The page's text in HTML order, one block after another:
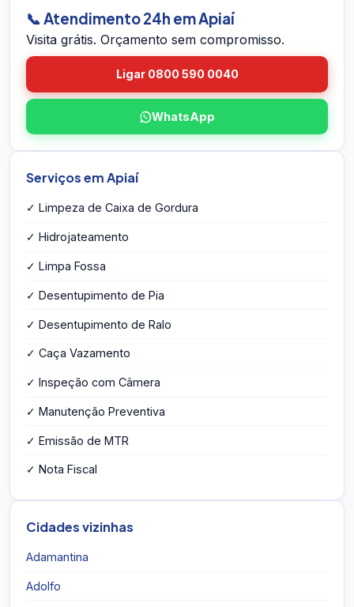
eventuais problemas estruturais e entrega o
orçamento por escrito na hora — sem
compromisso e sem taxa de visita.
📞 Atendimento 24h em Apiaí
Visita grátis. Orçamento sem compromisso.
Ligar 0800 590 0040
WhatsApp
Serviços em Apiaí
✓ Limpeza de Caixa de Gordura
✓ Hidrojateamento
✓ Limpa Fossa
✓ Desentupimento de Pia
✓ Desentupimento de Ralo
✓ Caça Vazamento
✓ Inspeção com Câmera
✓ Manutenção Preventiva
✓ Emissão de MTR
✓ Nota Fiscal
Cidades vizinhas
Adamantina
Adolfo